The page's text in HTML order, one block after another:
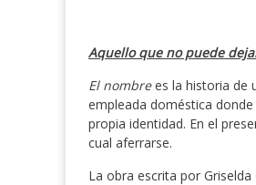
Aquello que no puede
El nombrees la historia de
empleada doméstica
propia identidad. En el
cual aferrarse.
La obra escrita por